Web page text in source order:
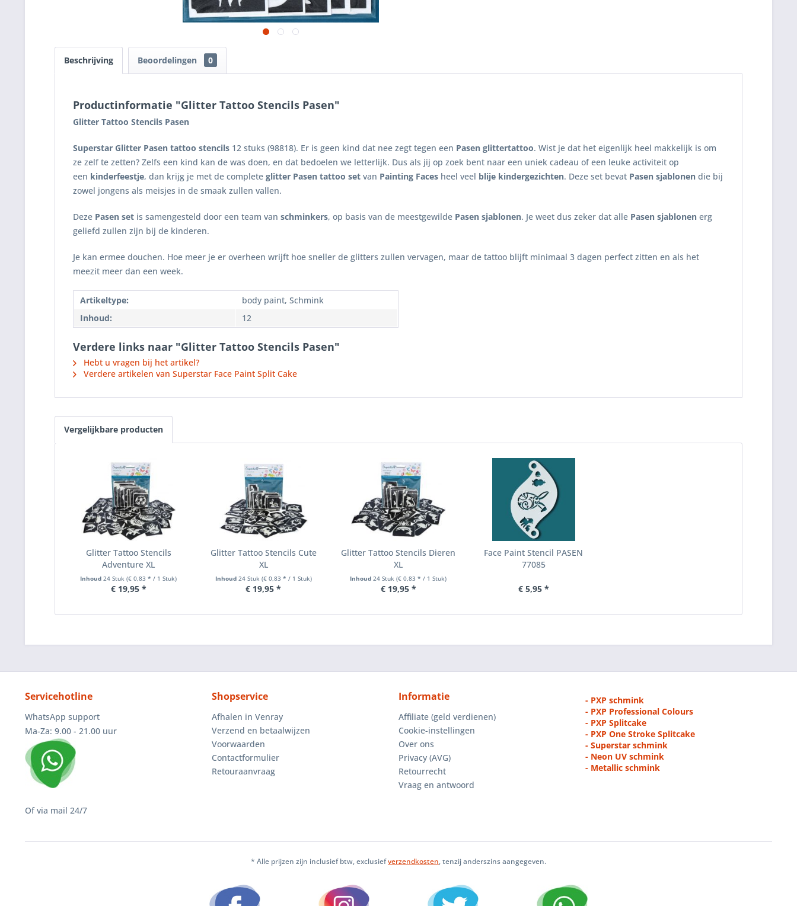
Beschrijving Beoordelingen 0
Productinformatie "Glitter Tattoo Stencils Pasen"
Glitter Tattoo Stencils Pasen
Superstar Glitter Pasen tattoo stencils 12 stuks (98818). Er is geen kind dat nee zegt tegen een Pasen glittertattoo. Wist je dat het eigenlijk heel makkelijk is om
ze zelf te zetten? Zelfs een kind kan de was doen, en dat bedoelen we letterlijk. Dus als jij op zoek bent naar een uniek cadeau of een leuke activiteit op
een kinderfeestje, dan krijg je met de complete glitter Pasen tattoo set van Painting Faces heel veel blije kindergezichten. Deze set bevat Pasen sjablonen die bij
zowel jongens als meisjes in de smaak zullen vallen.
Deze Pasen set is samengesteld door een team van schminkers, op basis van de meestgewilde Pasen sjablonen. Je weet dus zeker dat alle Pasen sjablonen erg
geliefd zullen zijn bij de kinderen.
Je kan ermee douchen. Hoe meer je er overheen wrijft hoe sneller de glitters zullen vervagen, maar de tattoo blijft minimaal 3 dagen perfect zitten en als het
meezit meer dan een week.
Artikeltype:
body paint, Schmink
Inhoud:
12
Verdere links naar "Glitter Tattoo Stencils Pasen"
Hebt u vragen bij het artikel?
Verdere artikelen van Superstar Face Paint Split Cake
Vergelijkbare producten
Glitter Tattoo Stencils
Adventure XL
Inhoud24 Stuk(€ 0,83 * / 1 Stuk)
€ 19,95 *
Glitter Tattoo Stencils Cute
XL
Inhoud 24 Stuk (€ 0,83 * / 1 Stuk)
€ 19,95 *
Glitter Tattoo Stencils Dieren
XL
Inhoud24 Stuk(€ 0,83 * / 1 Stuk)
€ 19,95 *
Face Paint Stencil PASEN
77085
€ 5,95 *
Servicehotline
WhatsApp support
Ma-Za: 9.00 - 21.00 uur
Of via mail 24/7
Shopservice
Afhalen in Venray
Verzend en betaalwijzen
Voorwaarden
Contactformulier
Retouraanvraag
Informatie
Affiliate (geld verdienen)
Cookie-instellingen
Over ons
Privacy (AVG)
Retourrecht
Vraag en antwoord
- PXP schmink
- PXP Professional Colours
- PXP Splitcake
- PXP One Stroke Splitcake
- Superstar schmink
- Neon UV schmink
- Metallic schmink
* Alle prijzen zijn inclusief btw, exclusiefverzendkosten, tenzij anderszins aangegeven.